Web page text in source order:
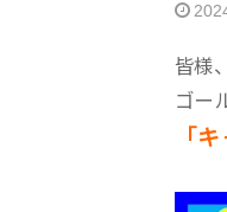
皆様
ゴー
「